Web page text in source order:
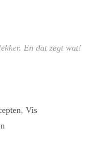
En dat zegt wat!
, Vis